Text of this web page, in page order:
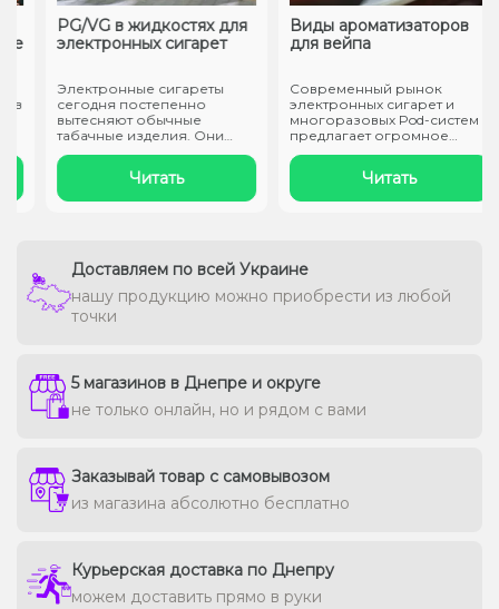
PG/VG в жидкостях для
электронных сигарет
Электронные сигареты
сегодня постепенно
вытесняют обычные
табачные изделия. Они
заправляются специал..
Читать
Виды ароматизаторов
для вейпа
Современный рынок
электронных сигарет и
многоразовых Pod-систем
предлагает огромное
разнообразие вку..
Читать
Доставляем по всей Украине
нашу продукцию можно приобрести из любой
точки
5 магазинов в Днепре и округе
не только онлайн, но и рядом с вами
Заказывай товар с самовывозом
из магазина абсолютно бесплатно
Курьерская доставка по Днепру
можем доставить прямо в руки